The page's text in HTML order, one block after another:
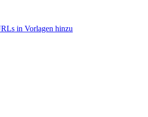
in Vorlagen hinzu